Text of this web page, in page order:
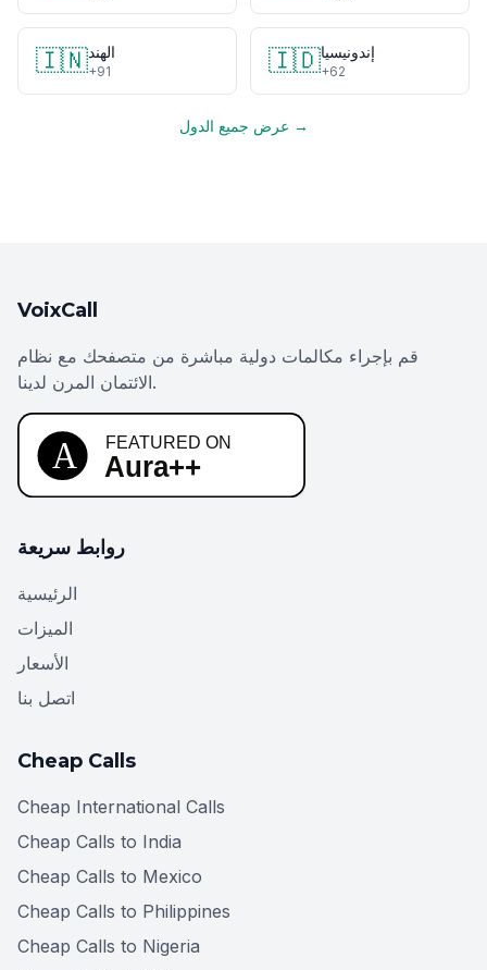
🇮🇳الهند
+91 🇮🇩إندونيسيا
+62
عرض جميع الدول →
VoixCall
قم بإجراء مكالمات دولية مباشرة من متصفحك مع نظام
الائتمان المرن لدينا.
روابط سريعة
الرئيسية
الميزات
الأسعار
اتصل بنا
Cheap Calls
Cheap International Calls
Cheap Calls to India
Cheap Calls to Mexico
Cheap Calls to Philippines
Cheap Calls to Nigeria